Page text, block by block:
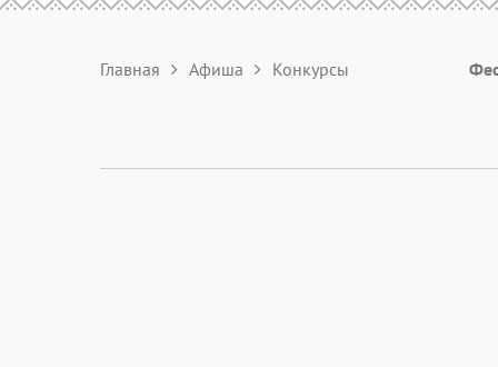
Главная Афиша Конкурсы